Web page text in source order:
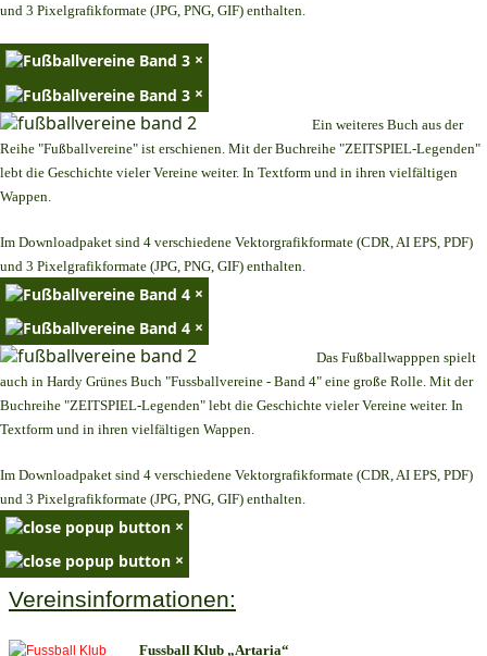
und 3 Pixelgrafikformate (JPG, PNG, GIF) enthalten.
×
×
Ein weiteres Buch aus der
Reihe "Fußballvereine" ist erschienen. Mit der Buchreihe "ZEITSPIEL-Legenden"
lebt die Geschichte vieler Vereine weiter. In Textform und in ihren vielfältigen
Wappen.
Im Downloadpaket sind 4 verschiedene Vektorgrafikformate (CDR, AI EPS, PDF)
und 3 Pixelgrafikformate (JPG, PNG, GIF) enthalten.
×
×
Das Fußballwapppen spielt
auch in Hardy Grünes Buch "Fussballvereine - Band 4" eine große Rolle. Mit der
Buchreihe "ZEITSPIEL-Legenden" lebt die Geschichte vieler Vereine weiter. In
Textform und in ihren vielfältigen Wappen.
Im Downloadpaket sind 4 verschiedene Vektorgrafikformate (CDR, AI EPS, PDF)
und 3 Pixelgrafikformate (JPG, PNG, GIF) enthalten.
×
×
Vereinsinformationen:
Fussball Klub „Artaria“